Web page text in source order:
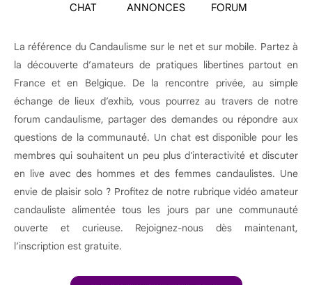
CHAT ANNONCES FORUM
La référence du Candaulisme sur le net et sur mobile. Partez à
la découverte d’amateurs de pratiques libertines partout en
France et en Belgique. De la rencontre privée, au simple
échange de lieux d’exhib, vous pourrez au travers de notre
forum candaulisme, partager des demandes ou répondre aux
questions de la communauté. Un chat est disponible pour les
membres qui souhaitent un peu plus d'interactivité et discuter
en live avec des hommes et des femmes candaulistes. Une
envie de plaisir solo ? Profitez de notre rubrique vidéo amateur
candauliste alimentée tous les jours par une communauté
ouverte et curieuse. Rejoignez-nous dès maintenant,
l’inscription est gratuite.